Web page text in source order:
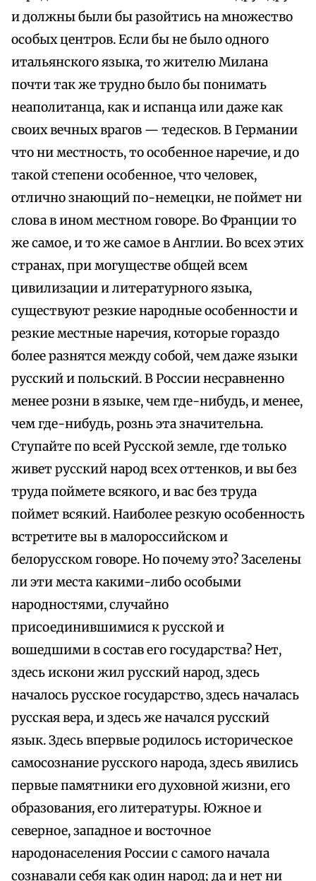
и должны были бы разойтись на множество
особых центров. Если бы не было одного
итальянского языка, то жителю Милана
почти так же трудно было бы понимать
неаполитанца, как и испанца или даже как
своих вечных врагов — тедесков. В Германии
что ни местность, то особенное наречие, и до
такой степени особенное, что человек,
отлично знающий по-немецки, не поймет ни
слова в ином местном говоре. Во Франции то
же самое, и то же самое в Англии. Во всех этих
странах, при могуществе общей всем
цивилизации и литературного языка,
существуют резкие народные особенности и
резкие местные наречия, которые гораздо
более разнятся между собой, чем даже языки
русский и польский. В России несравненно
менее розни в языке, чем где-нибудь, и менее,
чем где-нибудь, рознь эта значительна.
Ступайте по всей Русской земле, где только
живет русский народ всех оттенков, и вы без
труда поймете всякого, и вас без труда
поймет всякий. Наиболее резкую особенность
встретите вы в малороссийском и
белорусском говоре. Но почему это? Заселены
ли эти места какими-либо особыми
народностями, случайно
присоединившимися к русской и
вошедшими в состав его государства? Нет,
здесь искони жил русский народ, здесь
началось русское государство, здесь началась
русская вера, и здесь же начался русский
язык. Здесь впервые родилось историческое
самосознание русского народа, здесь явились
первые памятники его духовной жизни, его
образования, его литературы. Южное и
северное, западное и восточное
народонаселения России с самого начала
сознавали себя как один народ; да и нет ни